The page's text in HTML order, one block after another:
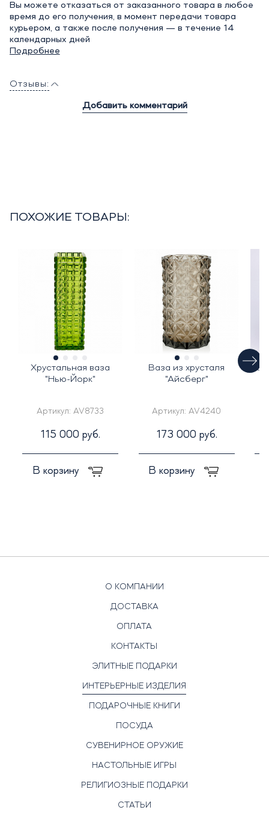
Вы можете отказаться от заказанного товара в любое
время до его получения, в момент передачи товара
курьером, а также после получения — в течение 14
календарных дней
Подробнее
Отзывы:
Добавить комментарий
ПОХОЖИЕ ТОВАРЫ:
Хрустальная ваза
"Нью-Йорк"
Артикул: AV8733
115 000 руб.
В корзину
Ваза из хрусталя
"Айсберг"
Артикул: AV4240
173 000 руб.
В корзину
О КОМПАНИИ
ДОСТАВКА
ОПЛАТА
КОНТАКТЫ
ЭЛИТНЫЕ ПОДАРКИ
ИНТЕРЬЕРНЫЕ ИЗДЕЛИЯ
ПОДАРОЧНЫЕ КНИГИ
ПОСУДА
СУВЕНИРНОЕ ОРУЖИЕ
НАСТОЛЬНЫЕ ИГРЫ
РЕЛИГИОЗНЫЕ ПОДАРКИ
СТАТЬИ